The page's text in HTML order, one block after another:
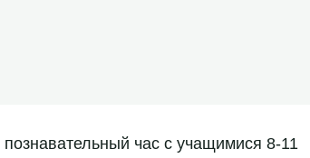
час с учащимися 8-11